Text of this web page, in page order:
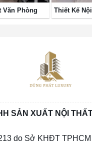
Văn Phòng Thiết Kế
SẢN XUẤT NỘI
do Sở KHĐT